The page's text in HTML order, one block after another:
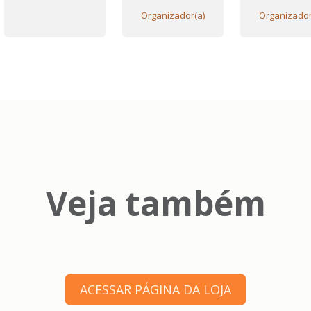
Organizador(a)
Veja também
ACESSAR PÁGINA DA LOJA